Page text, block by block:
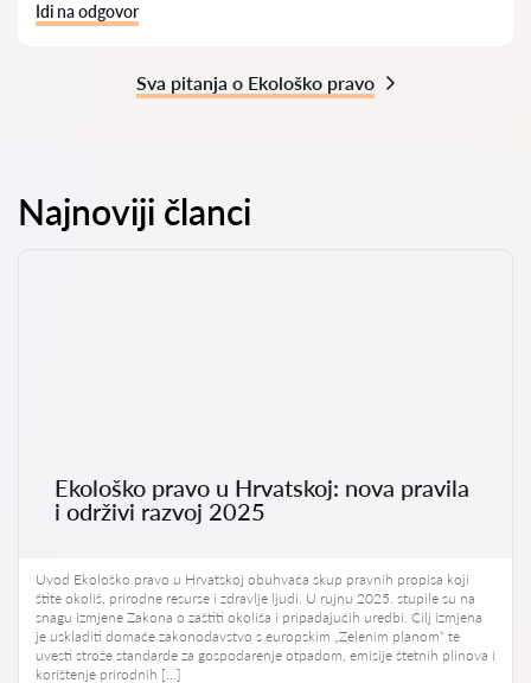
Idi na odgovor
Sva pitanja o Ekološko pravo
Najnoviji članci
Ekološko pravo u Hrvatskoj: nova pravila
i održivi razvoj 2025
Uvod Ekološko pravo u Hrvatskoj obuhvaća skup pravnih propisa koji
štite okoliš, prirodne resurse i zdravlje ljudi. U rujnu 2025. stupile su na
snagu izmjene Zakona o zaštiti okoliša i pripadajućih uredbi. Cilj izmjena
je uskladiti domaće zakonodavstvo s europskim „Zelenim planom“ te
uvesti strože standarde za gospodarenje otpadom, emisije štetnih plinova i
korištenje prirodnih […]